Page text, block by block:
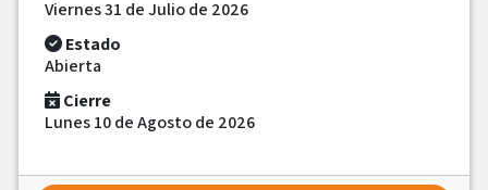
Viernes 31 de Julio de 2026
Estado
Abierta
Cierre
Lunes 10 de Agosto de 2026